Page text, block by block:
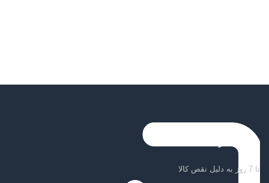
ضمانت بازگشت کالا
تا 7 روز به دلیل نقص کالا